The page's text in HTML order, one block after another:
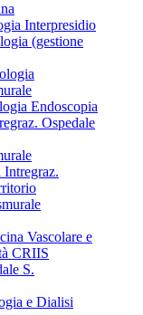
Interpresidio
(gestione
Endoscopia
Ospedale
Intregraz.
Vascolare e
CRIIS
S.
e Dialisi